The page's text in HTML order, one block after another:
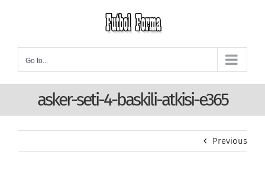
content
Go to...
asker-seti-4-baskili-atkisi-e365
Previous